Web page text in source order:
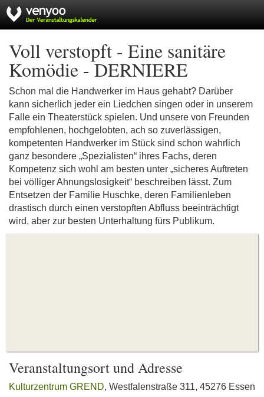
Voll verstopft - Eine sanitäre
Komödie - DERNIERE
Schon mal die Handwerker im Haus gehabt? Darüber
kann sicherlich jeder ein Liedchen singen oder in unserem
Falle ein Theaterstück spielen. Und unsere von Freunden
empfohlenen, hochgelobten, ach so zuverlässigen,
kompetenten Handwerker im Stück sind schon wahrlich
ganz besondere „Spezialisten“ ihres Fachs, deren
Kompetenz sich wohl am besten unter „sicheres Auftreten
bei völliger Ahnungslosigkeit“ beschreiben lässt. Zum
Entsetzen der Familie Huschke, deren Familienleben
drastisch durch einen verstopften Abfluss beeinträchtigt
wird, aber zur besten Unterhaltung fürs Publikum.
Veranstaltungsort und Adresse
Kulturzentrum GREND, Westfalenstraße 311, 45276 Essen